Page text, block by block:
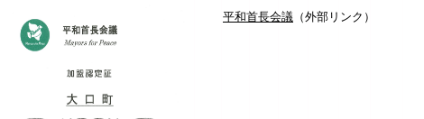
平和首長会議 （外部リンク）